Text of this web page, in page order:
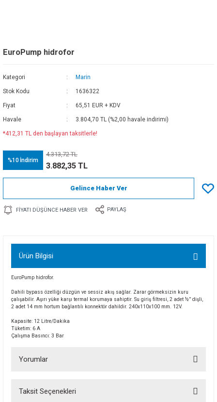
EuroPump hidrofor
Kategori Marin
Stok Kodu 1636322
Fiyat 65,51 EUR + KDV
Havale 3.804,70 TL (%2,00 havale indirimi)
*412,31 TL den başlayan taksitlerle!
%10 İndirim
4.313,72 TL
3.882,35 TL
Gelince Haber Ver
FIYATI DÜŞÜNCE HABER VER PAYLAŞ
Ürün Bilgisi
EuroPump hidrofor.
Dahili bypass özelliği düzgün ve sessiz akış sağlar. Zarar görmeksizin kuru
çalışabilir. Aşırı yüke karşı termal korumaya sahiptir. Su giriş filtresi, 2 adet ½” dişli,
2 adet 14 mm hortum bağlantılı konnektör dahildir. 240x110x100 mm. 12V.
Kapasite: 12 Litre/Dakika
Tüketim: 6 A
Çalışma Basıncı: 3 Bar
Yorumlar
Taksit Seçenekleri